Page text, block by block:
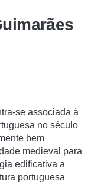
se associada à
no século
bem
medieval para
edificativa a
portuguesa